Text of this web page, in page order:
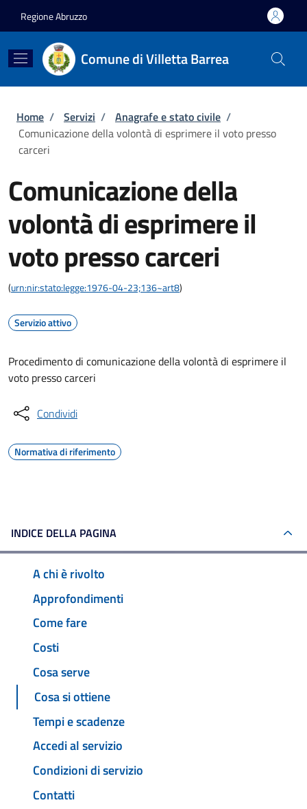
Regione Abruzzo
Comune di Villetta Barrea
Briciole di pane
Home / Servizi / Anagrafe e stato civile /
Comunicazione della volontà di esprimere il voto presso
carceri
Comunicazione della
volontà di esprimere il
voto presso carceri
(urn:nir:stato:legge:1976-04-23;136~art8)
Servizio attivo
Procedimento di comunicazione della volontà di esprimere il
voto presso carceri
Condividi
Normativa di riferimento
INDICE DELLA PAGINA
A chi è rivolto
Approfondimenti
Come fare
Costi
Cosa serve
Cosa si ottiene
Tempi e scadenze
Accedi al servizio
Condizioni di servizio
Contatti